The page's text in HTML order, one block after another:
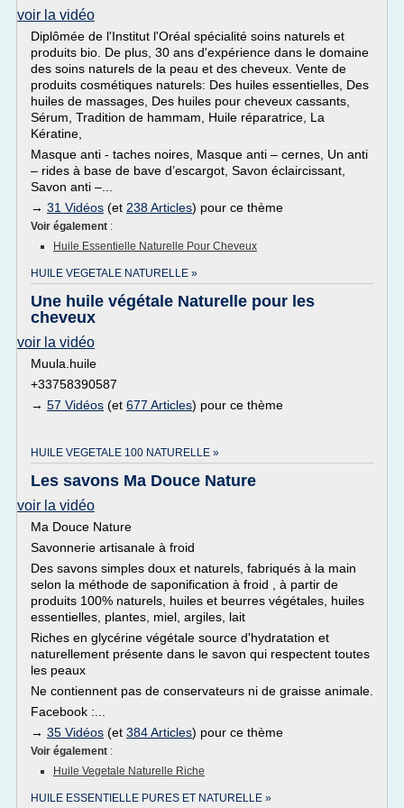
voir la vidéo
Diplômée de l'Institut l'Oréal spécialité soins naturels et
produits bio. De plus, 30 ans d'expérience dans le domaine
des soins naturels de la peau et des cheveux. Vente de
produits cosmétiques naturels: Des huiles essentielles, Des
huiles de massages, Des huiles pour cheveux cassants,
Sérum, Tradition de hammam, Huile réparatrice, La
Kératine,
Masque anti - taches noires, Masque anti – cernes, Un anti
– rides à base de bave d’escargot, Savon éclaircissant,
Savon anti –...
→ 31 Vidéos (et 238 Articles) pour ce thème
Voir également :
Huile Essentielle Naturelle Pour Cheveux
HUILE VEGETALE NATURELLE »
Une huile végétale Naturelle pour les
cheveux
voir la vidéo
Muula.huile
+33758390587
→ 57 Vidéos (et 677 Articles) pour ce thème
HUILE VEGETALE 100 NATURELLE »
Les savons Ma Douce Nature
voir la vidéo
Ma Douce Nature
Savonnerie artisanale à froid
Des savons simples doux et naturels, fabriqués à la main
selon la méthode de saponification à froid , à partir de
produits 100% naturels, huiles et beurres végétales, huiles
essentielles, plantes, miel, argiles, lait
Riches en glycérine végétale source d'hydratation et
naturellement présente dans le savon qui respectent toutes
les peaux
Ne contiennent pas de conservateurs ni de graisse animale.
Facebook :...
→ 35 Vidéos (et 384 Articles) pour ce thème
Voir également :
Huile Vegetale Naturelle Riche
HUILE ESSENTIELLE PURES ET NATURELLE »